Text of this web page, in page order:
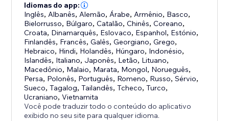
Idiomas do app:
Inglês, Albanês, Alemão, Árabe, Armênio, Basco,
Bielorrusso, Búlgaro,Catalão,Chinês,Coreano,
Croata, Dinamarquês, Eslovaco, Espanhol, Estónio,
Finlandês, Francês,Galês,Georgiano,Grego,
Hebraico, Hindi, Holandês, Húngaro, Indonésio,
Islandês, Italiano, Japonês, Letão, Lituano,
Macedônio, Malaio, Marata, Mongol, Norueguês,
Persa, Polonês, Português, Romeno, Russo,Sérvio,
Sueco,Tagalog,Tailandês,Tcheco,Turco,
Ucraniano,Vietnamita
Você pode traduzir todo o conteúdo do aplicativo
exibido no seu site para qualquer idioma.